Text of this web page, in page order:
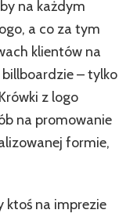
na każdym
a co za tym
klientów na
billboardzie – tylko
z logo
na promowanie
formie,
ktoś na imprezie